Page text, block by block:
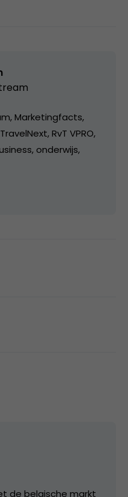
Marketingfacts,
RvT VPRO,
onderwijs,
de belgische markt